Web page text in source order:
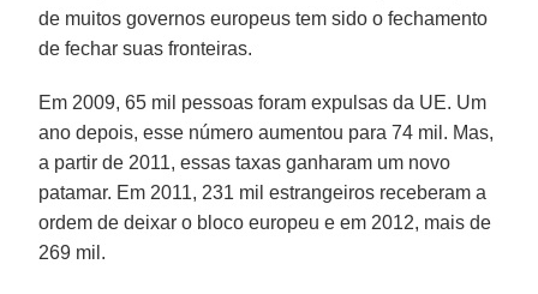
de muitos governos europeus tem sido o fechamento
de fechar suas fronteiras.
Em 2009, 65 mil pessoas foram expulsas da UE. Um
ano depois, esse número aumentou para 74 mil. Mas,
a partir de 2011, essas taxas ganharam um novo
patamar. Em 2011, 231 mil estrangeiros receberam a
ordem de deixar o bloco europeu e em 2012, mais de
269 mil.